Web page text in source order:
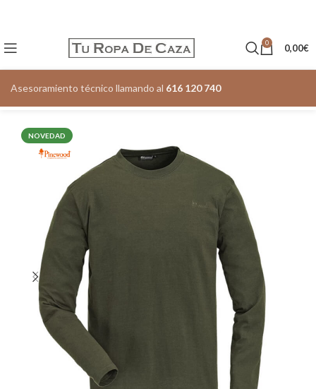
0 0,00€
Asesoramiento técnico llamando al 616 120 740
NOVEDAD